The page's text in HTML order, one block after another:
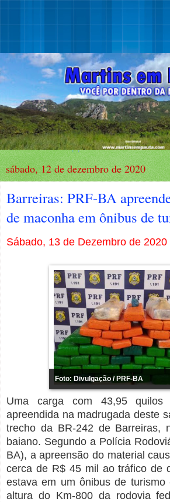
sábado, 12 de dezembro de 2020
Barreiras: PRF-BA
de maconha em ônibus de
Sábado, 13 de Dezembro de 2020
Foto: Divulgação / PRF-BA
Uma carga com 43,95 quilos
apreendida na madrugada deste
trecho da BR-242 de Barreiras,
baiano. Segundo a Polícia
BA), a apreensão do material
cerca de R$ 45 mil ao tráfico de
estava em um ônibus de turismo
altura do Km-800 da rodovia